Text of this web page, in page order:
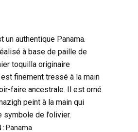
un authentique Panama.
à base de paille de
toquilla originaire
est finement tressé à la main
faire ancestrale. Il est orné
peint à la main qui
de l’olivier.
: Panama